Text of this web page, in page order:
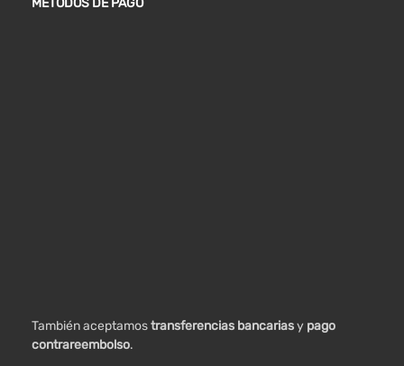
También aceptamostransferencias bancariasy pago
contrareembolso.